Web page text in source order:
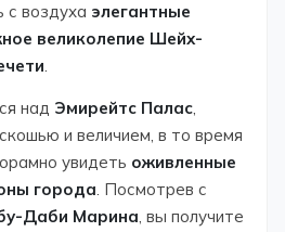
воздуха элегантные
великолепие Шейх-
.
над Эмирейтс Палас,
и величием, в то время
увидеть оживленные
города. Посмотрев с
Даби Марина, вы получите